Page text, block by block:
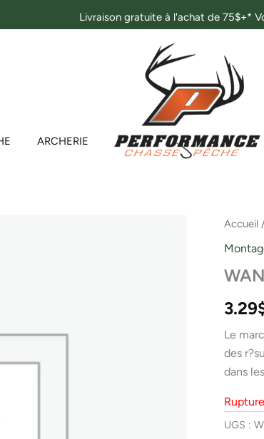
Livraison gratuite à l'achat de 75$+*
ARCHERIE
Accueil
3.29
Le
des
dans
UGS :